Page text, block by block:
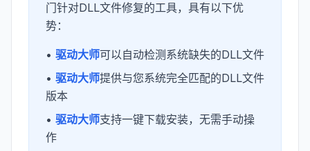
门针对DLL文件修复的工具，具有以下优
势：
• 驱动大师可以自动检测系统缺失的DLL文件
• 驱动大师提供与您系统完全匹配的DLL文件
版本
• 驱动大师支持一键下载安装，无需手动操
作